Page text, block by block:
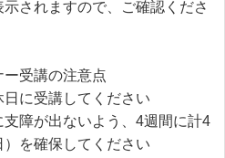
されますので、ご確認くださ
受講の注意点
日に受講してください
支障が出ないよう、4週間に計4
を確保してください